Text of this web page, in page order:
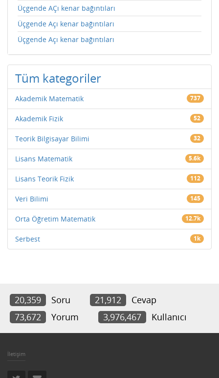
Üçgende AÇı kenar bağıntıları
Üçgende Açı kenar bağıntıları
Üçgende Açı kenar bağıntıları
Tüm kategoriler
Akademik Matematik 737
Akademik Fizik 52
Teorik Bilgisayar Bilimi 32
Lisans Matematik 5.6k
Lisans Teorik Fizik 112
Veri Bilimi 145
Orta Öğretim Matematik 12.7k
Serbest 1k
20,359 Soru 21,912
Cevap
73,672
Yorum 3,976,467 Kullanıcı
İletişim